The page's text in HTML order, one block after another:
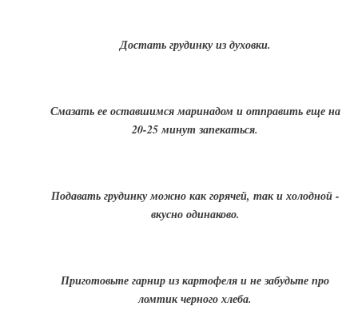
Достать грудинку из духовки.
Смазать ее оставшимся маринадом и отправить еще на
20-25 минут запекаться.
Подавать грудинку можно как горячей, так и холодной -
вкусно одинаково.
Приготовьте гарнир из картофеля и не забудьте про
ломтик черного хлеба.